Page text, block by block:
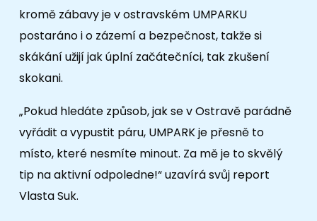
kromě zábavy je v ostravském UMPARKU
postaráno i o zázemí a bezpečnost, takže si
skákání užijí jak úplní začátečníci, tak zkušení
skokani.
„Pokud hledáte způsob, jak se v Ostravě parádně
vyřádit a vypustit páru, UMPARK je přesně to
místo, které nesmíte minout. Za mě je to skvělý
tip na aktivní odpoledne!“ uzavírá svůj report
Vlasta Suk.